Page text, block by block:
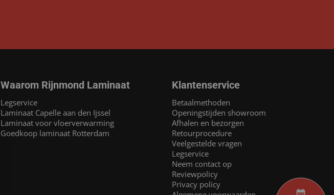
Waarom Rijnmond Laminaat
Legservice
Laminaat Capelle aan den Ijssel
Laminaat voor vloerverwarming
Goedkoop laminaat Rotterdam
Klantenservice
Betaalmethoden
Openingstijden showroom
Afhalen en bezorgen
Retourprocedure
Veelgestelde vragen
Legservice
Neem contact op
Reviewpolicy
Privacy policy